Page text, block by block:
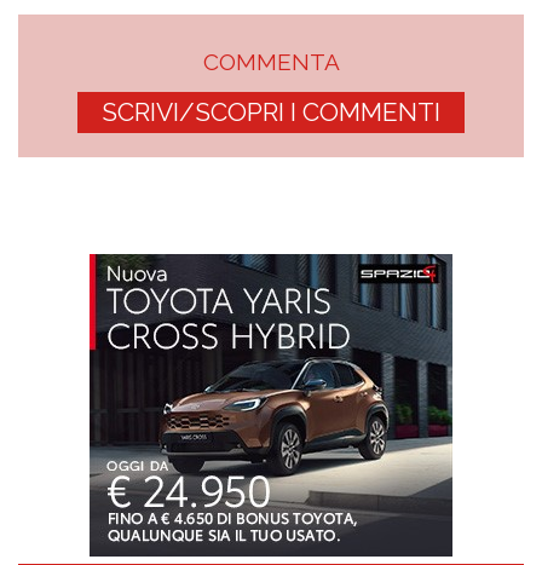
COMMENTA
SCRIVI/SCOPRI I COMMENTI